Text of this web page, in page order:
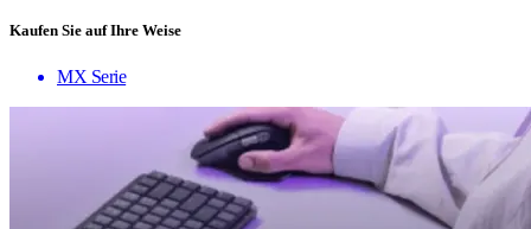
Kaufen Sie auf Ihre Weise
MX Serie